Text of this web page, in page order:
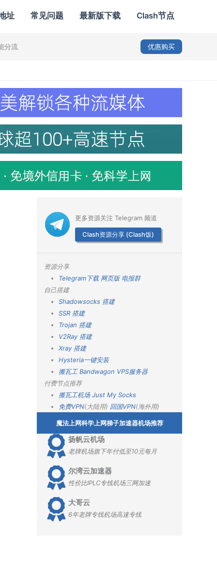
址 常见问题 最新版下载 Clash节点
分流 优惠购买
更多资源关注 Telegram 频道
Clash资源分享 (Clash饭)
资源分享
Telegram下载 网页版 电报群
自己搭建
Shadowsocks 搭建
SSR 搭建
Trojan 搭建
V2Ray 搭建
Xray 搭建
Hysteria一键安装
搬瓦工 Bandwagon VPS服务器
付费节点推荐
搬瓦工机场 Just My Socks
免费VPN(大陆用) 回国VPN(海外用)
魔法上网科学上网梯子加速器机场推荐
扬帆云机场
老牌机场旗下年付低至10元每月
尔湾云加速器
性价比IPLC专线机场三网加速
大哥云
6年老牌专线机场高速专线